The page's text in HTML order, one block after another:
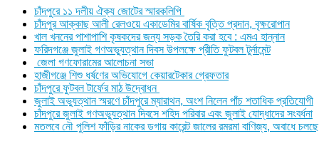
চাঁদপুরে ১১ দলীয় ঐক্য জোটের স্মারকলিপি
চাঁদপুর আক্কাছ আলী রেলওয়ে একাডেমির বার্ষিক বৃত্তি প্রদান, বৃক্ষরোপান
খাল খননের পাশাপাশি কৃষকদের জন্য সড়ক তৈরি করা হবে : এমএ হান্নান
ফরিদগঞ্জে জুলাই গণঅভ্যুত্থান দিবস উপলক্ষে প্রীতি ফুটবল টুর্নামেন্ট
জেলা গণফোরামের আলোচনা সভা
হাজীগঞ্জে শিশু ধর্ষণের অভিযোগে কেয়ারটেকার গ্রেফতার
চাঁদপুরে ফুটবল টার্ফের মাঠ উদ্বোধন
জুলাই অভ্যুত্থান স্মরণে চাঁদপুরে ম্যারাথন, অংশ নিলেন পাঁচ শতাধিক প্রতিযোগী
চাঁদপুরে জুলাই গণঅভ্যুত্থান দিবসে শহিদ পরিবার এবং জুলাই যোদ্ধাদের সংবর্ধনা
মতলবে নৌ পুলিশ ফাঁড়ির নাকের ডগায় কারেন্ট জালের রমরমা বাণিজ্য, অবাধে